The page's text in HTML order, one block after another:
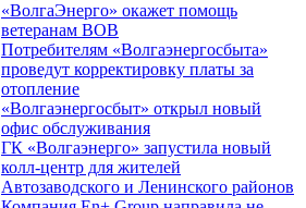
«ВолгаЭнерго» окажет помощь
ветеранам ВОВ
Потребителям «Волгаэнергосбыта»
проведут корректировку платы за
отопление
«Волгаэнергосбыт» открыл новый
офис обслуживания
ГК «Волгаэнерго» запустила новый
колл-центр для жителей
Автозаводского и Ленинского районов